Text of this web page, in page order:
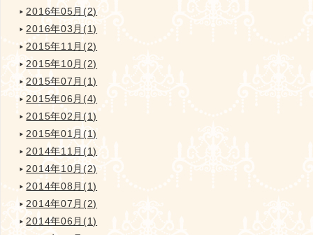
2016年05月(2)
2016年03月(1)
2015年11月(2)
2015年10月(2)
2015年07月(1)
2015年06月(4)
2015年02月(1)
2015年01月(1)
2014年11月(1)
2014年10月(2)
2014年08月(1)
2014年07月(2)
2014年06月(1)